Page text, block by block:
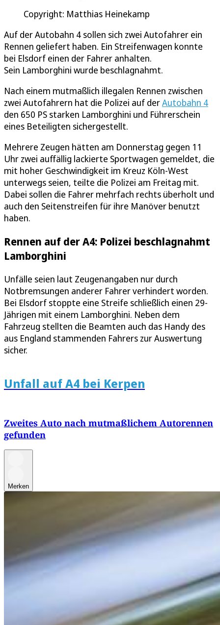
Copyright: Matthias Heinekamp
Auf der Autobahn 4 sollen sich zwei Autofahrer ein
Rennen geliefert haben. Ein Streifenwagen konnte
bei Elsdorf einen der Fahrer anhalten.
Sein Lamborghini wurde beschlagnahmt.
Nach einem mutmaßlich illegalen Rennen zwischen
zwei Autofahrern hat die Polizei auf derAutobahn 4
den 650 PS starken Lamborghini und Führerschein
eines Beteiligten sichergestellt.
Mehrere Zeugen hätten am Donnerstag gegen 11
Uhr zwei auffällig lackierte Sportwagen gemeldet, die
mit hoher Geschwindigkeit im Kreuz Köln-West
unterwegs seien, teilte die Polizei am Freitag mit.
Dabei sollen die Fahrer mehrfach rechts überholt und
auch den Seitenstreifen für ihre Manöver benutzt
haben.
Rennen auf der A4: Polizei beschlagnahmt
Lamborghini
Unfälle seien laut Zeugenangaben nur durch
Notbremsungen anderer Fahrer verhindert worden.
Bei Elsdorf stoppte eine Streife schließlich einen 29-
Jährigen mit einem Lamborghini. Neben dem
Fahrzeug stellten die Beamten auch das Handy des
aus England stammenden Fahrers zur Auswertung
sicher.
Unfall auf A4 bei Kerpen
Zweites Auto nach mutmaßlichem Autorennen
gefunden
Merken